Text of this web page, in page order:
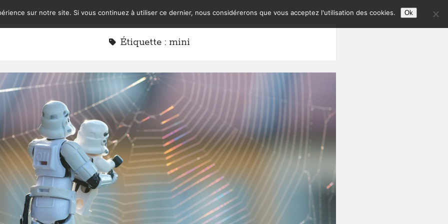
Étiquette : mini
sur notre site. Si vous continuez à utiliser ce dernier, nous considérerons que vous acceptez l'utilisation des cookies. Ok